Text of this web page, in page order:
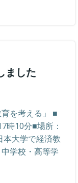
ました
を考える」 ■
時10分■場所：
本大学で経済教
学校・高等学